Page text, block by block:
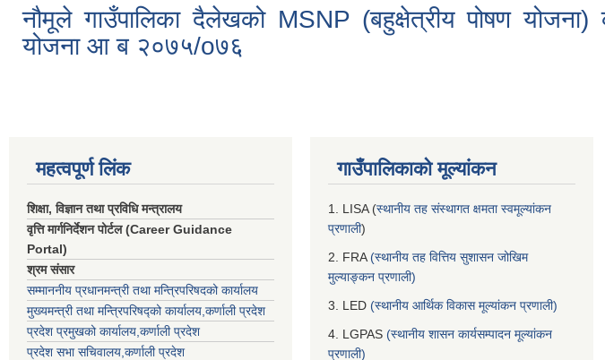
नौमूले गाउँपालिका दैलेखको MSNP (बहुक्षेत्रीय पोषण योजना)
योजना आ ब २०७५/o७६
महत्वपूर्ण लिंक
शिक्षा, विज्ञान तथा प्रविधि मन्त्रालय
वृत्ति मार्गनिर्देशन पोर्टल (Career Guidance
Portal)
श्रम संसार
सम्माननीय प्रधानमन्त्री तथा मन्त्रिपरिषद‌को कार्यालय
मुख्यमन्त्री तथा मन्त्रिपरिषद्को कार्यालय,कर्णाली प्रदेश
प्रदेश प्रमुखको कार्यालय,कर्णाली प्रदेश
प्रदेश सभा सचिवालय,कर्णाली प्रदेश
गाउँपालिकाको मूल्यांकन
1. LISA (स्थानीय तह संस्थागत क्षमता स्वमूल्यांकन
प्रणाली)
2. FRA(स्थानीय तह वित्तिय सुशासन जोखिम
मुल्याङ्कन प्रणाली)
3. LED (स्थानीय आर्थिक विकास मूल्यांकन प्रणाली)
4. LGPAS (स्थानीय शासन कार्यसम्पादन मूल्यांकन
प्रणाली)